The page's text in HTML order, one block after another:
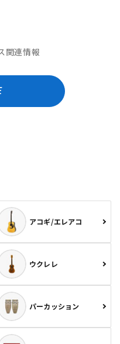
関連情報
アコギ/エレアコ
ウクレレ
パーカッション